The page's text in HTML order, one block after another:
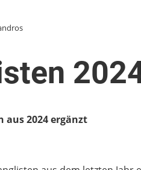
aus 2024 ergänzt